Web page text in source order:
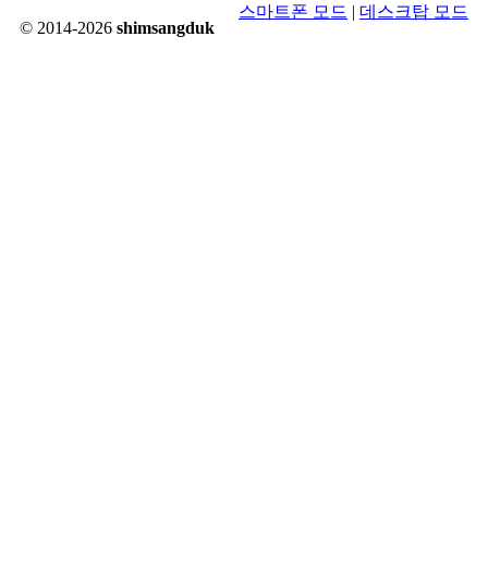
© 2014-2026 shimsangduk
스마트폰 모드 | 데스크탑 모드